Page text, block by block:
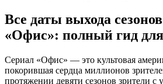
Все даты выхода
«Офис»: полный гид
Сериал «Офис» — это культовая
покорившая сердца миллионов
протяжении девяти сезонов зрители с